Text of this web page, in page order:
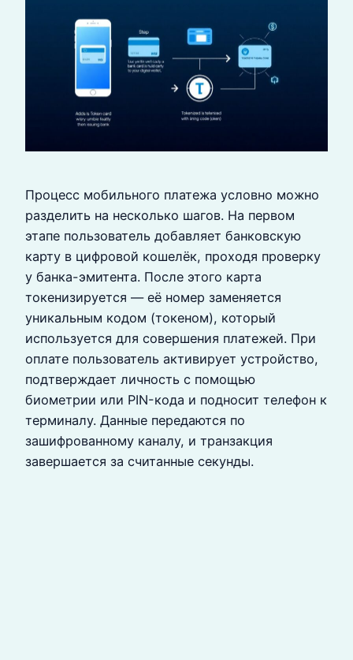
Процесс мобильного платежа условно можно
разделить на несколько шагов. На первом
этапе пользователь добавляет банковскую
карту в цифровой кошелёк, проходя проверку
у банка-эмитента. После этого карта
токенизируется — её номер заменяется
уникальным кодом (токеном), который
используется для совершения платежей. При
оплате пользователь активирует устройство,
подтверждает личность с помощью
биометрии или PIN-кода и подносит телефон к
терминалу. Данные передаются по
зашифрованному каналу, и транзакция
завершается за считанные секунды.